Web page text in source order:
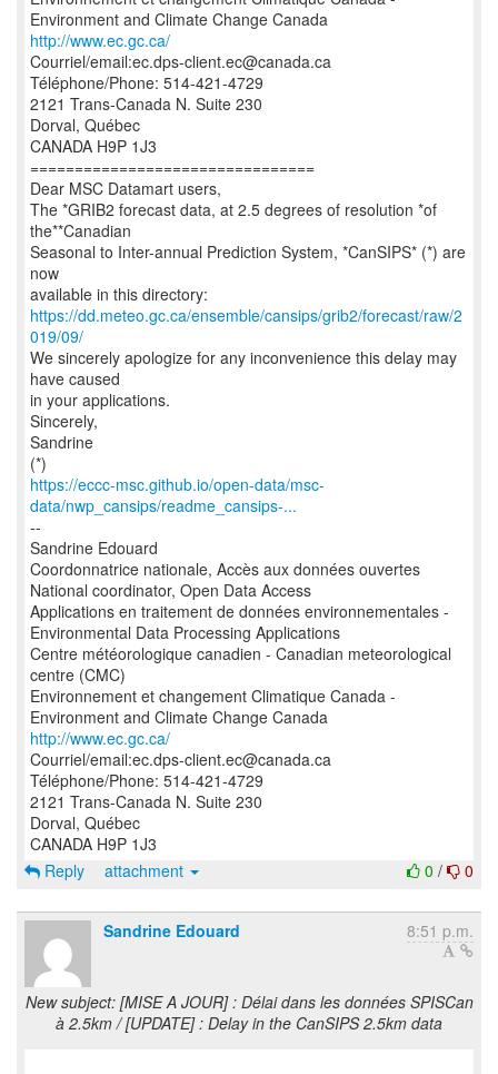
http://www.ec.gc.ca/
Courriel/email:ec.dps-client.ec@canada.ca
Téléphone/Phone: 514-421-4729
2121 Trans-Canada N. Suite 230
Dorval, Québec
CANADA H9P 1J3
================================
Dear MSC Datamart users,
The *GRIB2 forecast data, at 2.5 degrees of resolution *of
the**Canadian
Seasonal to Inter-annual Prediction System, *CanSIPS* (*) are
now
https://dd.meteo.gc.ca/ensemble/cansips/grib2/forecast/raw/2
019/09/
We sincerely apologize for any inconvenience this delay may
have caused
in your applications.
Sincerely,
Sandrine
https://eccc-msc.github.io/open-data/msc-
data/nwp_cansips/readme_cansips-...
--
Sandrine Edouard
Coordonnatrice nationale, Accès aux données ouvertes
National coordinator, Open Data Access
Applications en traitement de données environnementales -
Environmental Data Processing Applications
Centre météorologique canadien - Canadian meteorological
centre (CMC)
Environnement et changement Climatique Canada -
http://www.ec.gc.ca/
Courriel/email:ec.dps-client.ec@canada.ca
Téléphone/Phone: 514-421-4729
2121 Trans-Canada N. Suite 230
Dorval, Québec
0 / 0
Reply attachment
Sandrine Edouard 8:51 p.m.
New subject: [MISE A JOUR] : Délai dans les données SPISCan
à 2.5km / [UPDATE] : Delay in the CanSIPS 2.5km data